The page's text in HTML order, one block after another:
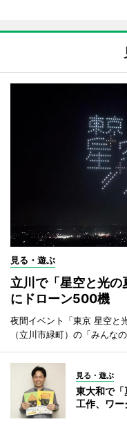
見る・遊ぶ
立川で「星空と光
にドローン500機
夜間イベント「東京 星空と
（立川市緑町）の「みんな
見る・遊ぶ
東大和で
工作、ワー